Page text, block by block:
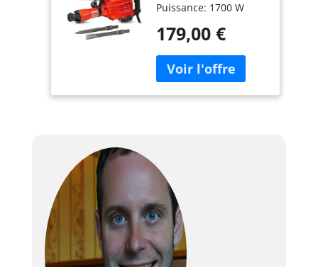
coups/minute -
avec coffret métal
Puissance: 1700 W
179,00 €